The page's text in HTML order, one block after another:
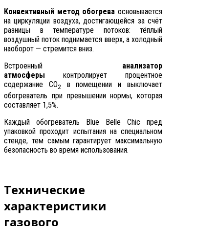
Конвективный метод обогрева основывается
на циркуляции воздуха, достигающейся за счёт
разницы в температуре потоков: тёплый
воздушный поток поднимается вверх, а холодный
наоборот — стремится вниз.
Встроенный анализатор
атмосферы контролирует процентное
содержание СО2
в помещении и выключает
обогреватель при превышении нормы, которая
составляет 1,5%.
Каждый обогреватель Blue Belle Chic пред
упаковкой проходит испытания на специальном
стенде, тем самым гарантирует максимальную
безопасность во время использования.
Технические
характеристики
газового